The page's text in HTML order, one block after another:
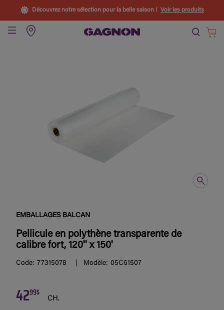
Découvrez notre sélection pour la belle saison ! Voir les produits
EMBALLAGES BALCAN
Pellicule en polythène transparente de
calibre fort, 120'' x 150'
Code: 77315078 Modèle: 05C61507
4299$ CH.